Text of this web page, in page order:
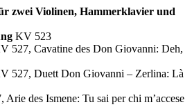
zwei Violinen, Hammerklavier und
KV 523
527, Cavatine des Don Giovanni: Deh,
527, Duett Don Giovanni – Zerlina: Là
Arie des Ismene: Tu sai per chi m’accese